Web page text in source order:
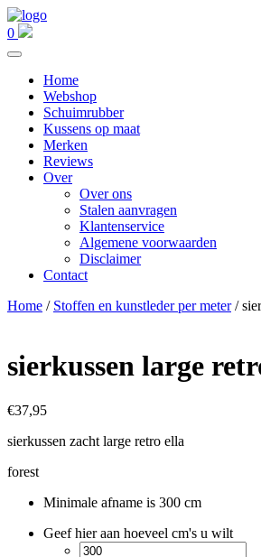
0
Home
Webshop
Schuimrubber
Kussens op maat
Merken
Reviews
Over
Over ons
Stalen aanvragen
Klantenservice
Algemene voorwaarden
Disclaimer
Contact
Home / Stoffen en kunstleder per meter/
sierkussen large
€37,95
sierkussen zacht large retro ella
forest
Minimale afname is 300 cm
Geef hier aan hoeveel cm's u wilt